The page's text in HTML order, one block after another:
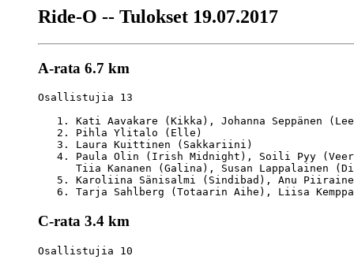
Ride-O -- Tulokset 19.07.2017
A-rata 6.7 km
Osallistujia 13
1. Kati Aavakare (Kikka), Johanna Seppänen
2. Pihla Ylitalo (Elle)
3. Laura Kuittinen (Sakkariini)
4. Paula Olin (Irish Midnight), Soili Pyy
Tiia Kananen (Galina), Susan Lappalainen
5. Karoliina Sänisalmi (Sindibad), Anu
C-rata 3.4 km
Osallistujia 10